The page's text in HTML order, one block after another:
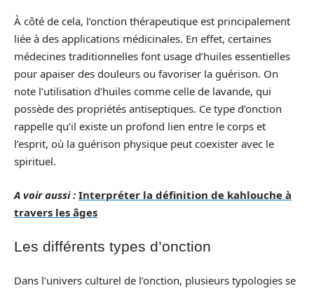
À côté de cela, l’onction thérapeutique est principalement
liée à des applications médicinales. En effet, certaines
médecines traditionnelles font usage d’huiles essentielles
pour apaiser des douleurs ou favoriser la guérison. On
note l’utilisation d’huiles comme celle de lavande, qui
possède des propriétés antiseptiques. Ce type d’onction
rappelle qu’il existe un profond lien entre le corps et
l’esprit, où la guérison physique peut coexister avec le
spirituel.
A voir aussi : Interpréter la définition de kahlouche à
travers les âges
Les différents types d’onction
Dans l’univers culturel de l’onction, plusieurs typologies se